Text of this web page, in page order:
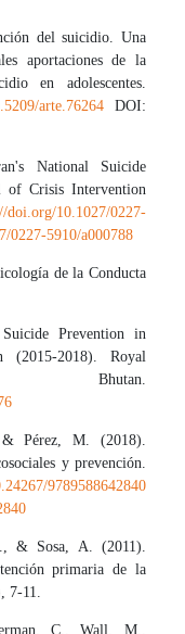
del suicidio. Una
aportaciones de la
en adolescentes.
arte.76264 DOI:
National Suicide
of Crisis Intervention
doi.org/10.1027/0227-
0227-5910/a000788
de la Conducta
Prevention in
2018). Royal
Bhutan.
Pérez, M. (2018).
y prevención.
9789588642840
& Sosa, A. (2011).
primaria de la
7-11.
C., Wall, M.,